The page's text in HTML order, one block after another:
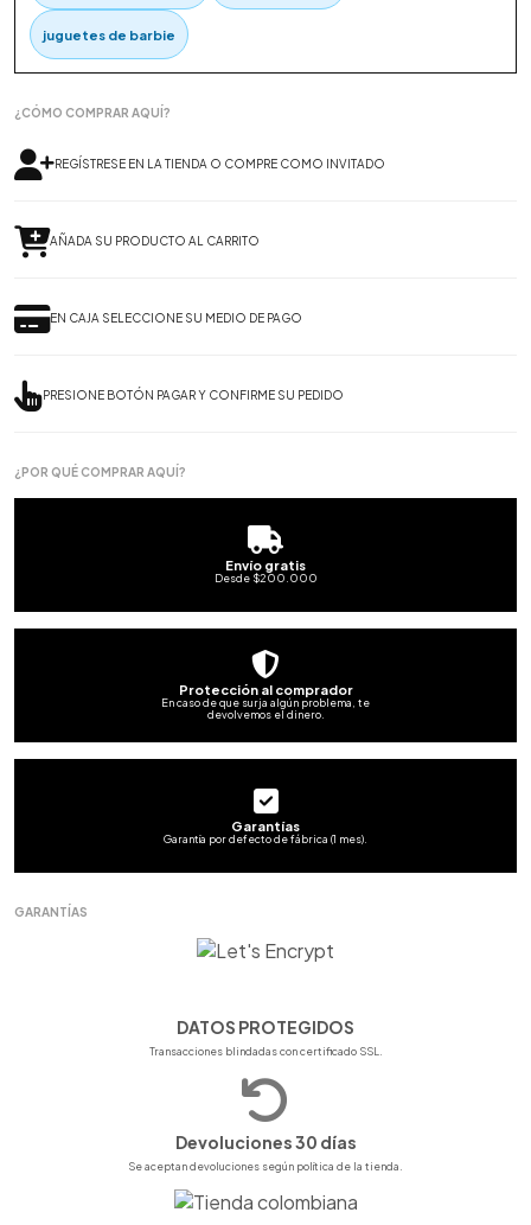
juguetes de barbie
¿CÓMO COMPRAR AQUÍ?
REGÍSTRESE EN LA TIENDA O COMPRE COMO INVITADO
AÑADA SU PRODUCTO AL CARRITO
EN CAJA SELECCIONE SU MEDIO DE PAGO
PRESIONE BOTÓN PAGAR Y CONFIRME SU PEDIDO
¿POR QUÉ COMPRAR AQUÍ?
Envío gratis
Desde $200.000
Protección al comprador
En caso de que surja algún problema, te
devolvemos el dinero.
Garantías
Garantía por defecto de fábrica (1 mes).
GARANTÍAS
DATOS PROTEGIDOS
Transacciones blindadas con certificado SSL.
Devoluciones 30 días
Se aceptan devoluciones según política de la tienda.